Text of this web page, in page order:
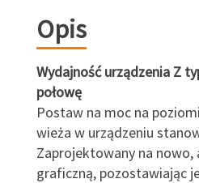
Opis
Wydajność urządzenia Z
połowę
Postaw na moc na
wieża w urządzeniu
Zaprojektowany na nowo,
graficzną, pozostawiając